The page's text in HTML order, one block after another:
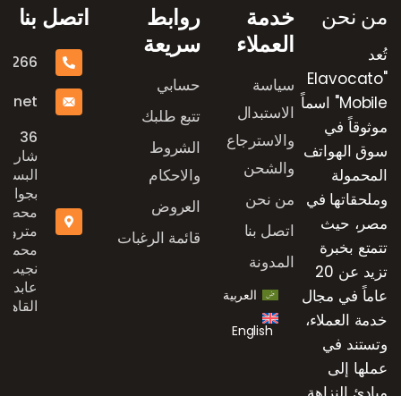
من نحن
تُعد
"Elavocato
Mobile" اسماً
موثوقاً في
سوق الهواتف
المحمولة
وملحقاتها في
مصر، حيث
تتمتع بخبرة
تزيد عن 20
عاماً في مجال
خدمة العملاء،
وتستند في
عملها إلى
خدمة
العملاء
سياسة
الاستبدال
والاسترجاع
والشحن
من نحن
اتصل بنا
المدونة
العربية
English
روابط
سريعة
حسابي
تتبع طلبك
الشروط
والاحكام
العروض
قائمة الرغبات
اتصل بنا
36
شارع
بجوار
محطة
مترو
محمد
نجيب،